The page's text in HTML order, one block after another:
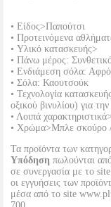
• Είδος>Παπούτσι
• Προτεινόμενα
• Υλικό κατασκευής>
• Πάνω μέρος:
• Ενδιάμεση σόλα:
• Σόλα: Καουτσούκ
• Τεχνολογία
οξικού βινυλίου) για
• Λοιπά
• Χρώμα>Μπλε σκούρο
Τα προϊόντα των
Υπόδηση πωλούνται
σε συνεργασία με το site
οι εγγυήσεις των
μέσα από το site